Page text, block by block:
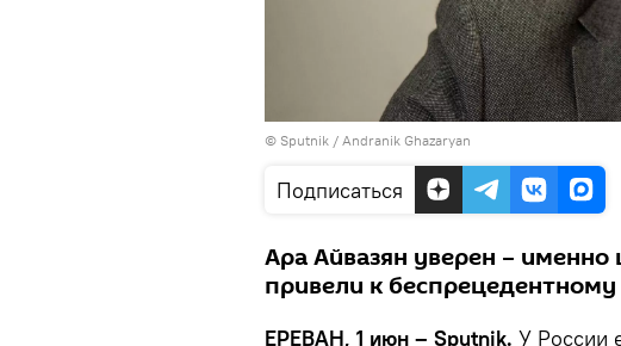
© Sputnik / Andranik Ghazaryan
Подписаться
Ара Айвазян уверен – именно
привели к
ЕРЕВАН, 1 июн – Sputnik. У России